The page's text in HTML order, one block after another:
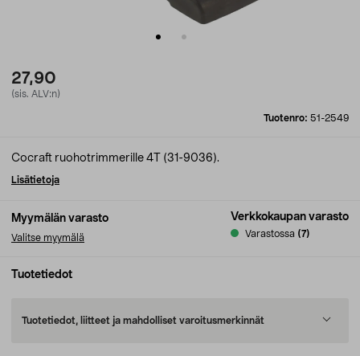
27,90
(sis. ALV:n)
Tuotenro: 51-2549
Myymälän varasto
Valitse myymälä
Verkkokaupan varasto
Varastossa (7)
Cocraft ruohotrimmerille 4T (31-9036).
Lisätietoja
Tuotetiedot
Tuotetiedot, liitteet ja mahdolliset varoitusmerkinnät